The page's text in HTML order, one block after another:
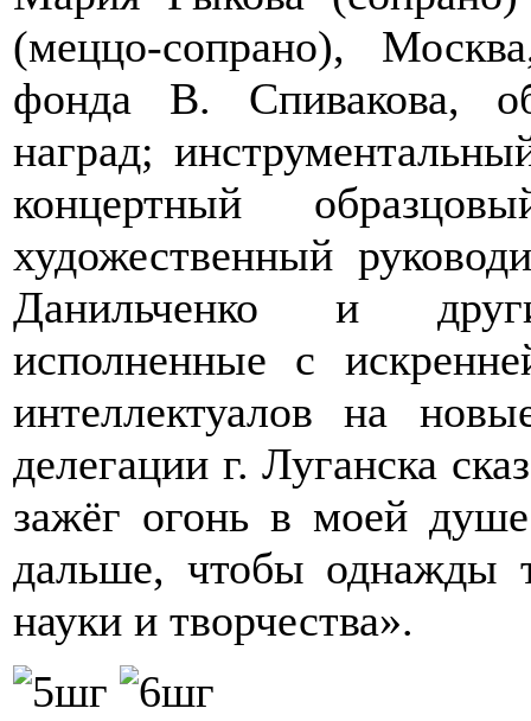
(меццо-сопрано),
фонда В. Спивакова,
наград;
концертный
художественный
Данильченко и
исполненные с
интеллектуалов на
делегации г. Луганска
зажёг огонь в моей
дальше, чтобы однажды
науки и творчества».